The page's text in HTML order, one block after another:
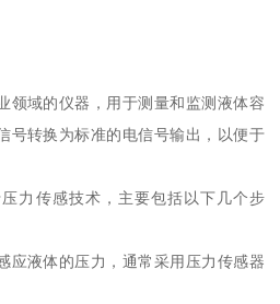
领域的仪器，用于测量和监测液体容
号转换为标准的电信号输出，以便于
力传感技术，主要包括以下几个步
应液体的压力，通常采用压力传感器